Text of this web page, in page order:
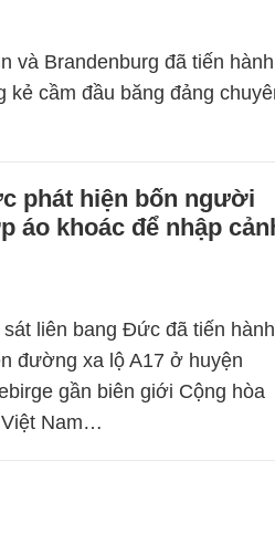
và Brandenburg đã tiến hành
cầm đầu băng đảng
phát hiện bốn người
áo khoác để nhập
liên bang Đức đã tiến hành
đường xa lộ A17 ở huyện
gần biên giới Cộng hòa
Nam…